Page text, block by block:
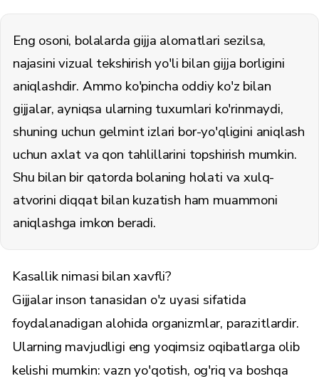
Eng osoni, bolalarda gijja alomatlari sezilsa,
najasini vizual tekshirish yo'li bilan gijja borligini
aniqlashdir. Ammo ko'pincha oddiy ko'z bilan
gijjalar, ayniqsa ularning tuxumlari ko'rinmaydi,
shuning uchun gelmint izlari bor-yo'qligini aniqlash
uchun axlat va qon tahlillarini topshirish mumkin.
Shu bilan bir qatorda bolaning holati va xulq-
atvorini diqqat bilan kuzatish ham muammoni
aniqlashga imkon beradi.
Kasallik nimasi bilan xavfli?
Gijjalar inson tanasidan o'z uyasi sifatida
foydalanadigan alohida organizmlar, parazitlardir.
Ularning mavjudligi eng yoqimsiz oqibatlarga olib
kelishi mumkin: vazn yo'qotish, og'riq va boshqa